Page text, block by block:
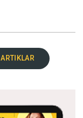
ARTIKLAR